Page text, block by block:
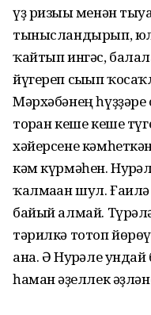
үҙ ризығы менән
тынысландырып,
ҡайтып ингәс,
йүгереп сығып
Мәрхәбәнең
торған кеше кеше
хәйерсене
кәм күрмәһен.
ҡалмаған шул.
байый алмай.
тәрилкә тотоп
ана. Ә Нурғәле
һаман ғәҙеллек